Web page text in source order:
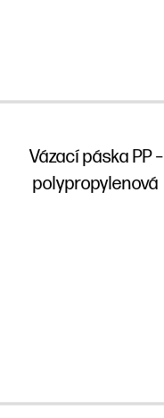
Vázací páska PP –
polypropylenová